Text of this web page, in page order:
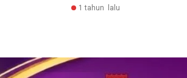
1 tahun lalu